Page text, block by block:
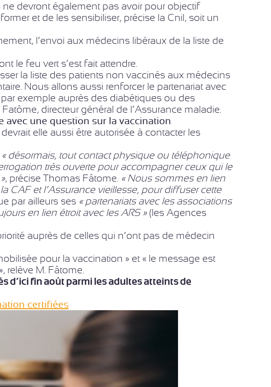
devront également pas avoir pour objectif
et de les sensibiliser, précise la Cnil, soit un
l’envoi aux médecins libéraux de la liste de
le feu vert s’est fait attendre.
la liste des patients non vaccinés aux médecins
Nous allons aussi renforcer le partenariat avec
exemple auprès des diabétiques ou des
directeur général de l’Assurance maladie.
avec une question sur la vaccination
elle aussi être autorisée à contacter les
« désormais, tout contact physique ou téléphonique
très ouverte pour accompagner ceux qui le
, précise Thomas Fâtome. « Nous sommes en lien
CAF et l’Assurance vieillesse, pour diffuser cette
par ailleurs ses « partenariats avec les associations
en lien étroit avec les ARS »(les Agences
auprès de celles qui n’ont pas de médecin
pour la vaccination » et « le message est
relève M. Fâtome.
d’ici fin août parmi les adultes atteints de
certifiées